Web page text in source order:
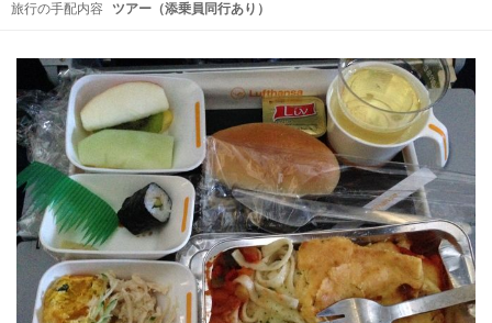
旅行の手配内容
ツアー（添乗員同行あり）